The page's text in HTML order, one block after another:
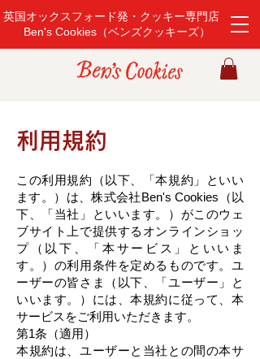
英国オックスフォード発・クッキー専門店
Ben's Cookies（ベンズクッキーズ）
利用規約
この利用規約（以下、「本規約」といい
ます。）は、株式会社Ben's Cookies（以
下、「当社」といいます。）がこのウェ
ブサイト上で提供するオンラインショッ
プ（以下、「本サービス」といいま
す。）の利用条件を定めるものです。ユ
ーザーの皆さま（以下、「ユーザー」と
いいます。）には、本規約に従って、本
サービスをご利用いただきます。
第1条（適用）
本規約は、ユーザーと当社との間の本サ